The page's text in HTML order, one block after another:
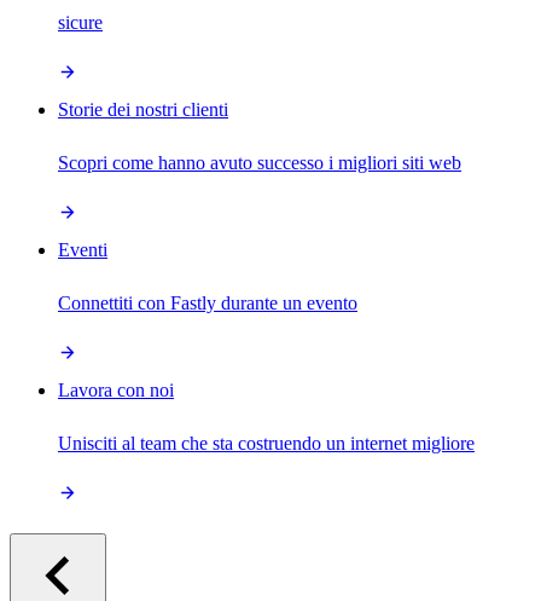
sicure
Storie dei nostri clienti
Scopri come hanno avuto successo i migliori siti web
Eventi
Connettiti con Fastly durante un evento
Lavora con noi
Unisciti al team che sta costruendo un internet migliore